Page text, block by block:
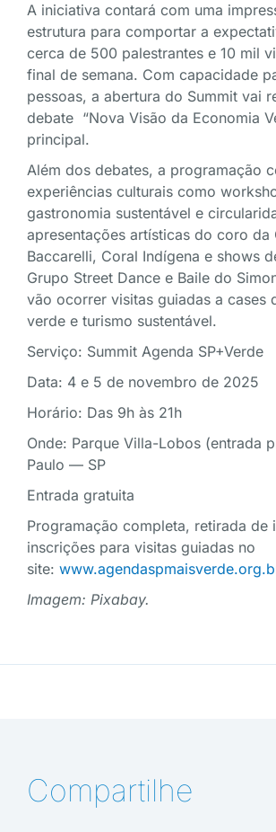
A iniciativa contará com uma
estrutura para comportar a
cerca de 500 palestrantes e 10 mil
final de semana. Com capacidade
pessoas, a abertura do Summit vai
debate “Nova Visão da Economia
principal.
Além dos debates, a programação
experiências culturais como
gastronomia sustentável e
apresentações artísticas do coro da
Baccarelli, Coral Indígena e shows
Grupo Street Dance e Baile do
vão ocorrer visitas guiadas a cases
verde e turismo sustentável.
Serviço: Summit Agenda SP+Verde
Data: 4 e 5 de novembro de 2025
Horário: Das 9h às 21h
Onde: Parque Villa-Lobos (entrada
Paulo — SP
Entrada gratuita
Programação completa, retirada de
inscrições para visitas guiadas no
site:
Imagem: Pixabay.
Compartilhe